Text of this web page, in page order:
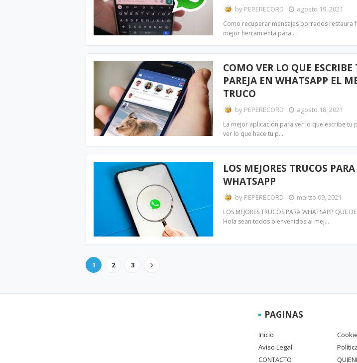
by PEPERECORD agosto 19, 2021
Como recuperar mensajes borrados restaura
mejor herramienta para…
COMO VER LO QUE ESCRIBE
PAREJA EN WHATSAPP EL
TRUCO
by PEPERECORD agosto 18, 2021
La mejor aplicación para ver lo que escribe tu
ver lo que hace tu p…
LOS MEJORES TRUCOS PARA
WHATSAPP
by PEPERECORD marzo 09, 2021
LOS MEJORES TRUCOS PARA WHATSAPP QUE
Hola sean todos bienvenidos al mej…
1 2 3
PAGINAS
Inicio
Aviso Legal
CONTACTO